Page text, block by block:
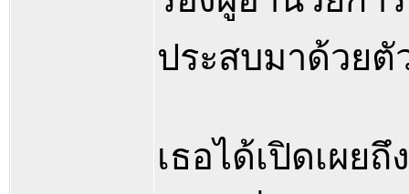
ประสบมาด้วยตั
เธอได้เปิดเผย